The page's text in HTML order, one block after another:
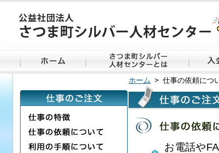
ホーム > 仕事の依頼につ
お電話や